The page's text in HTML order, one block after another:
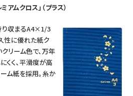
アムクロス」（プラス）
り収まるA4×1/3
性に優れた紙ク
リーム色で、万年
くく、平滑度が高
ム紙を採用。糸か